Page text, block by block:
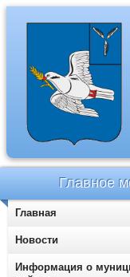
Главное
Главная
Новости
Информация о